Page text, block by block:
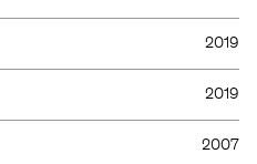
2019
2019
2007